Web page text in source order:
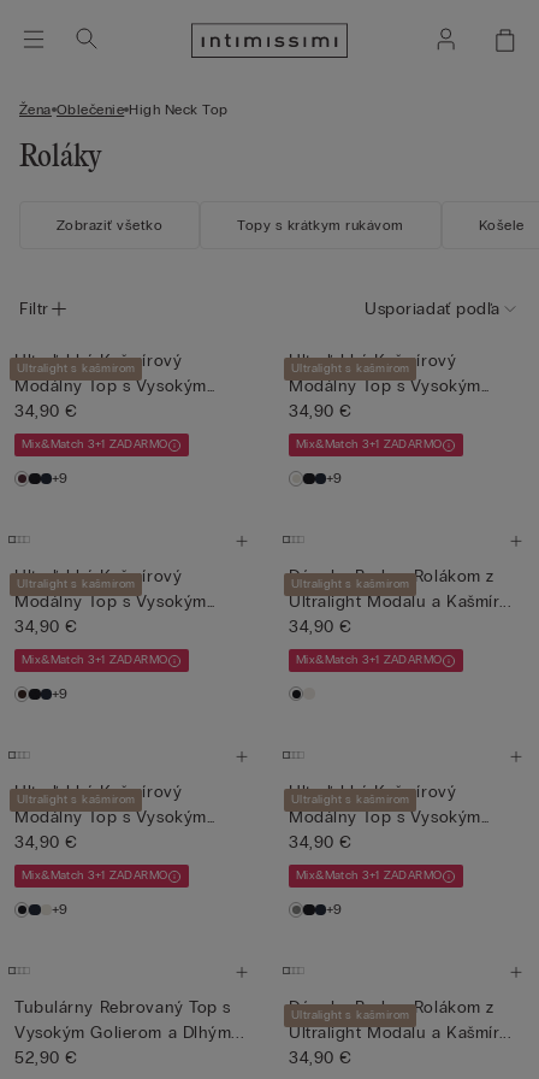
Žena Oblečenie High Neck Top
Roláky
Zobraziť všetko Topy s krátkym rukávom Košele
Filtr Usporiadať podľa
Ultralight s kašmírom
Ultraľahký Kašmírový
Modálny Top s Vysokým
Goliero...
34,90 €
Mix&Match 3+1 ZADARMO
+9
Ultralight s kašmírom
Ultraľahký Kašmírový
Modálny Top s Vysokým
Goliero...
34,90 €
Mix&Match 3+1 ZADARMO
+9
Ultralight s kašmírom
Ultraľahký Kašmírový
Modálny Top s Vysokým
Goliero...
34,90 €
Mix&Match 3+1 ZADARMO
+9
Ultralight s kašmírom
Dámske Body s Rolákom z
Ultralight Modalu a Kašmír...
34,90 €
Mix&Match 3+1 ZADARMO
Ultralight s kašmírom
Ultraľahký Kašmírový
Modálny Top s Vysokým
Goliero...
34,90 €
Mix&Match 3+1 ZADARMO
+9
Ultralight s kašmírom
Ultraľahký Kašmírový
Modálny Top s Vysokým
Goliero...
34,90 €
Mix&Match 3+1 ZADARMO
+9
Tubulárny Rebrovaný Top s
Vysokým Golierom a Dlhým...
52,90 €
Ultralight s kašmírom
Dámske Body s Rolákom z
Ultralight Modalu a Kašmír...
34,90 €